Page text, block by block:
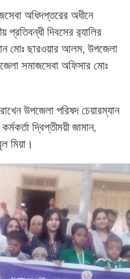
অধিদপ্তরের অধীনে
দিবসের র‌্যালির
মোঃ ছারওয়ার আলম, উপজেলা
সমাজসেবা অফিসার মোঃ
উপজেলা পরিষদ চেয়ারম্যান
দ্বিপ্তীময়ী জামান,
মিয়া।